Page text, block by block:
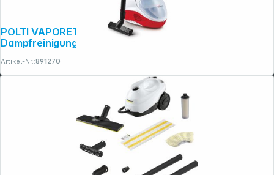
POLTI VAPORETTO LECOASPIRA FAV50
Dampfreinigungsgerät
Artikel-Nr.:891270